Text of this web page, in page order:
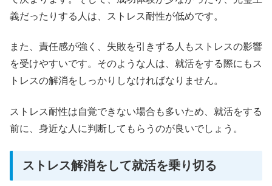
義だったりする人は、ストレス耐性が低めです。
また、責任感が強く、失敗を引きずる人もストレスの影響
を受けやすいです。そのような人は、就活をする際にもス
トレスの解消をしっかりしなければなりません。
ストレス耐性は自覚できない場合も多いため、就活をする
前に、身近な人に判断してもらうのが良いでしょう。
ストレス解消をして就活を乗り切る